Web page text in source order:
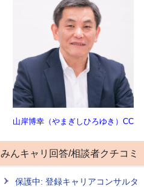
山岸博幸（やまぎしひろゆき）CC
みんキャリ回答/相談者クチコミ
保護中: 登録キャリアコンサルタ